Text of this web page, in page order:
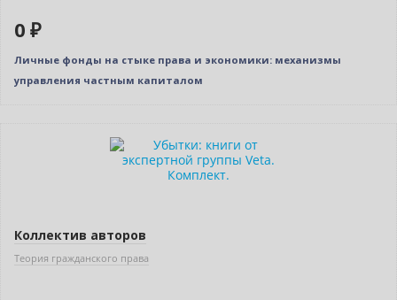
0 ₽
Личные фонды на стыке права и экономики: механизмы
управления частным капиталом
Коллектив авторов
Теория гражданского права